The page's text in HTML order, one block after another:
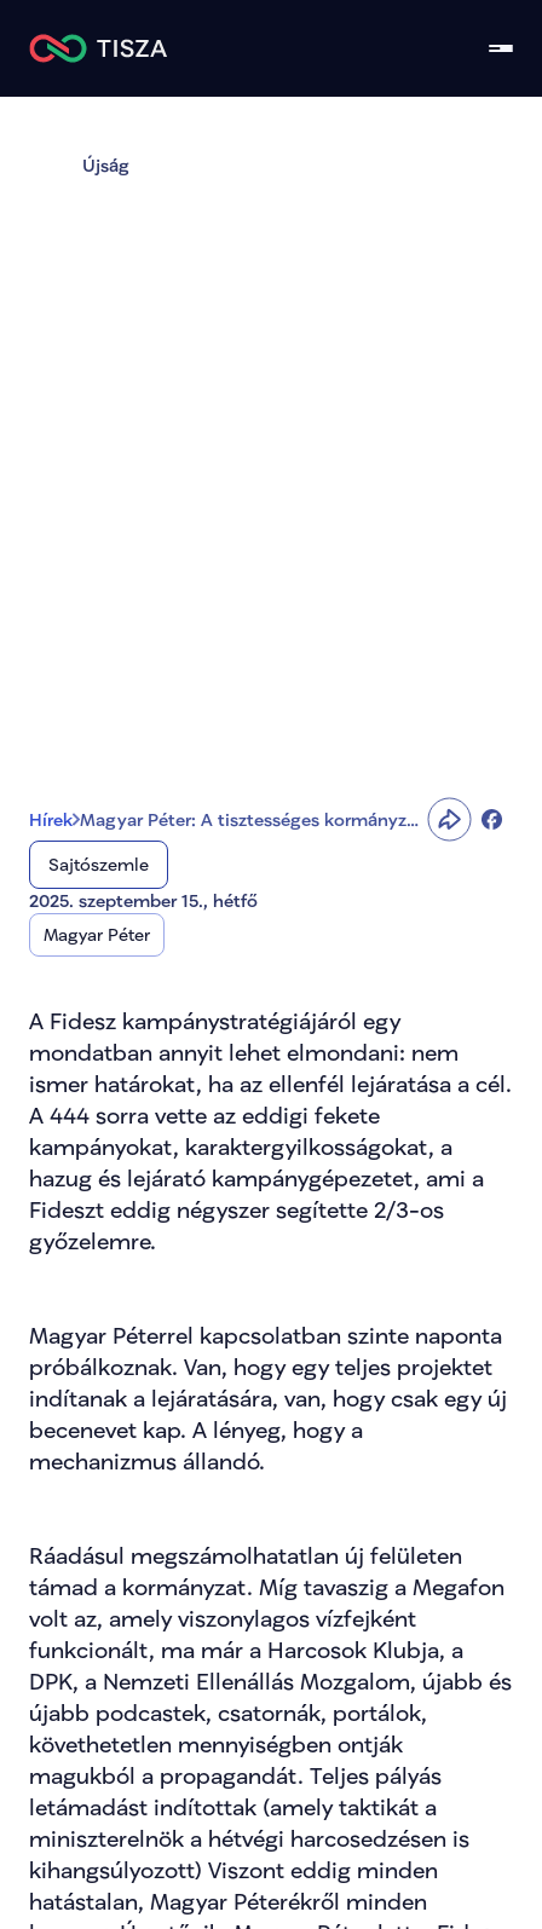
Újság
Hírek Magyar Péter: A tisztességes kormányzás
a legfontosabb vállalásunk
Sajtószemle
2025. szeptember 15., hétfő
Magyar Péter
A Fidesz kampánystratégiájáról egy
mondatban annyit lehet elmondani: nem
ismer határokat, ha az ellenfél lejáratása a cél.
A 444 sorra vette az eddigi fekete
kampányokat, karaktergyilkosságokat, a
hazug és lejárató kampánygépezetet, ami a
Fideszt eddig négyszer segítette 2/3-os
győzelemre.
Magyar Péterrel kapcsolatban szinte naponta
próbálkoznak. Van, hogy egy teljes projektet
indítanak a lejáratására, van, hogy csak egy új
becenevet kap. A lényeg, hogy a
mechanizmus állandó.
Ráadásul megszámolhatatlan új felületen
támad a kormányzat. Míg tavaszig a Megafon
volt az, amely viszonylagos vízfejként
funkcionált, ma már a Harcosok Klubja, a
DPK, a Nemzeti Ellenállás Mozgalom, újabb és
újabb podcastek, csatornák, portálok,
követhetetlen mennyiségben ontják
magukból a propagandát. Teljes pályás
letámadást indítottak (amely taktikát a
miniszterelnök a hétvégi harcosedzésen is
kihangsúlyozott) Viszont eddig minden
hatástalan, Magyar Péterékről minden